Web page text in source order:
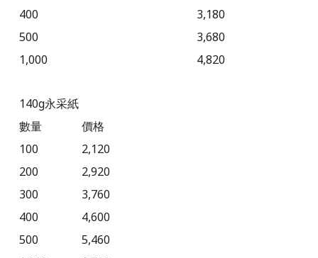
400
3,180
500
3,680
1,000
4,820
140g永采紙
數量
價格
100
2,120
200
2,920
300
3,760
400
4,600
500
5,460